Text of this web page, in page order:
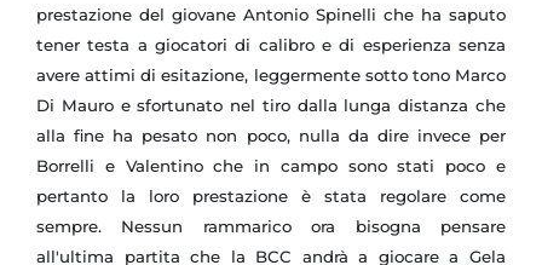
prestazione del giovane Antonio Spinelli che ha saputo
tener testa a giocatori di calibro e di esperienza senza
avere attimi di esitazione, leggermente sotto tono Marco
Di Mauro e sfortunato nel tiro dalla lunga distanza che
alla fine ha pesato non poco, nulla da dire invece per
Borrelli e Valentino che in campo sono stati poco e
pertanto la loro prestazione è stata regolare come
sempre. Nessun rammarico ora bisogna pensare
all'ultima partita che la BCC andrà a giocare a Gela